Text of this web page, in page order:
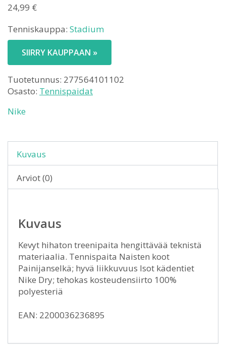
24,99 €
Tenniskauppa: Stadium
SIIRRY KAUPPAAN »
Tuotetunnus: 277564101102
Osasto: Tennispaidat
Nike
Kuvaus
Arviot (0)
Kuvaus
Kevyt hihaton treenipaita hengittävää teknistä
materiaalia. Tennispaita Naisten koot
Painijanselkä; hyvä liikkuvuus Isot kädentiet
Nike Dry; tehokas kosteudensiirto 100%
polyesteriä
EAN: 2200036236895